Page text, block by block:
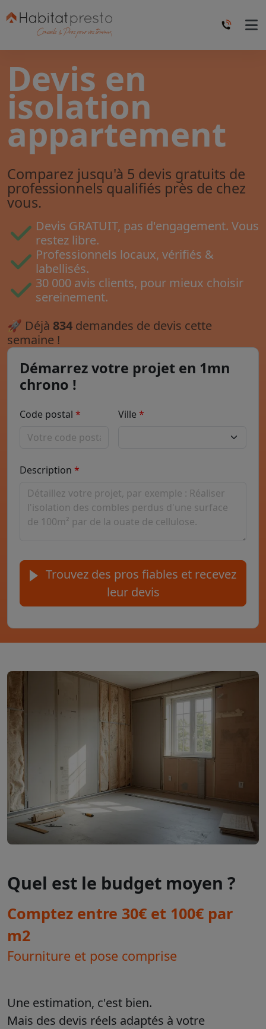
Devis en
isolation
appartement
Comparez jusqu'à 5 devis gratuits de
professionnels qualifiés près de chez
vous.
Devis GRATUIT, pas d'engagement. Vous
restez libre.
Professionnels locaux, vérifiés &
labellisés.
30 000 avis clients, pour mieux choisir
sereinement.
🚀 Déjà 834 demandes de devis cette
semaine !
Démarrez votre projet en 1mn
chrono !
Code postal Ville
Description
Trouvez des pros fiables et recevez
leur devis
Quel est le budget moyen ?
Comptez entre 30€ et 100€ par
m2
Fourniture et pose comprise
Une estimation, c'est bien.
Mais des devis réels adaptés à votre